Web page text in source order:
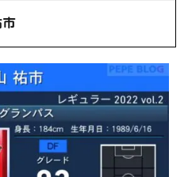
市